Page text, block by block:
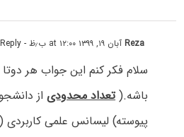
Rezaآبان ۱۹, ۱۳۹۹ at ۱۲:۰۰ ب٫ظ - Reply
سلام فکر کنم این جواب هر
باشه.(تعداد محدودیاز
پیوسته) لیسانس علمی کاربردی